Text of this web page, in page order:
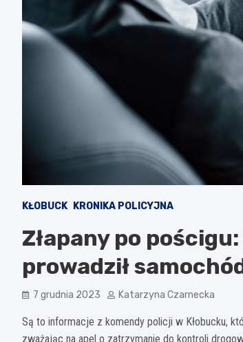
KŁOBUCK KRONIKA POLICYJNA
Złapany po
prowadził
7 grudnia 2023 Katarzyna Czarnecka
Są to informacje z komendy policji w Kłobucku,
zważając na apel o zatrzymanie do kontroli